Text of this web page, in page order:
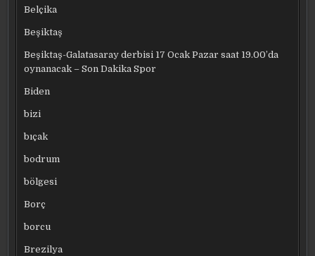
Belçika
Beşiktaş
Beşiktaş-Galatasaray derbisi 17 Ocak Pazar saat 19.00’da
oynanacak – Son Dakika Spor
Biden
bizi
bıçak
bodrum
bölgesi
Borç
borcu
Brezilya